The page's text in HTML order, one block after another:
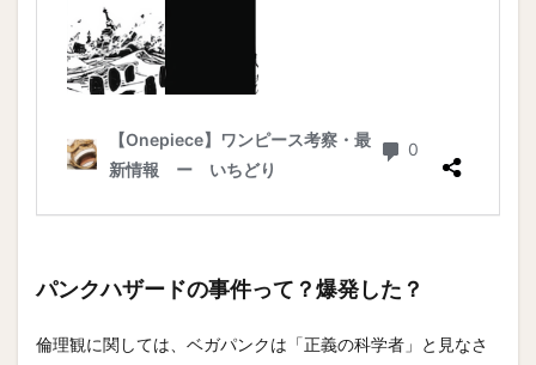
パンクハザードの事件って？爆発した？
倫理観に関しては、ベガパンクは「正義の科学者」と見なさ